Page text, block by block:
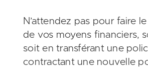
N’attendez pas pour faire
de vos moyens financiers,
soit en transférant une
contractant une nouvelle